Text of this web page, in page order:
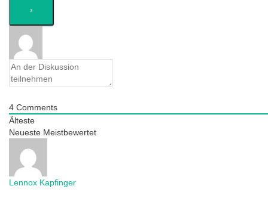
4 Comments
Älteste
Neueste Meistbewertet
Lennox Kapfinger